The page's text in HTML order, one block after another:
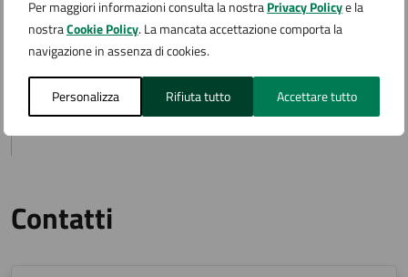
Per maggiori informazioni consulta la nostraPrivacy Policye la
nostraCookie Policy. La mancata accettazione comporta la
navigazione in assenza di cookies.
Personalizza Rifiuta tutto Accettare tutto
Posto unico
€ 17,60
(€16,00 + e 1,50 prevendita)
Contatti